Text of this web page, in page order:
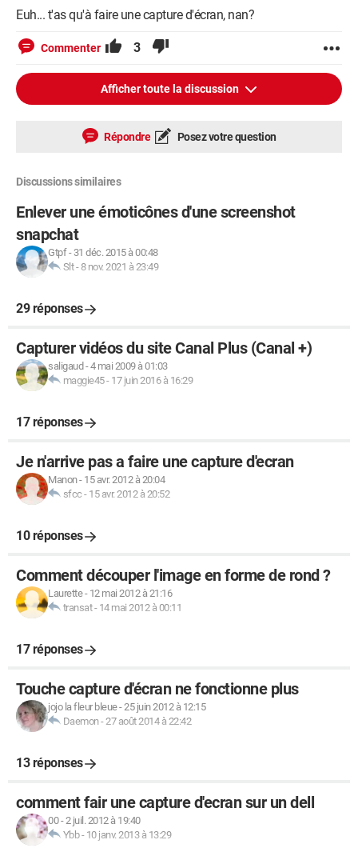
Euh... t'as qu'à faire une capture d'écran, nan?
Commenter 3
Afficher toute la discussion
Répondre Posez votre question
Discussions similaires
Enlever une émoticônes d'une screenshot
snapchat
Gtpf- 31 déc. 2015 à 00:48
Slt- 8 nov. 2021 à 23:49
29 réponses
Capturer vidéos du site Canal Plus (Canal +)
saligaud -4 mai 2009 à 01:03
maggie45- 17 juin 2016 à 16:29
17 réponses
Je n'arrive pas a faire une capture d'ecran
Manon- 15 avr. 2012 à 20:04
sfcc - 15 avr. 2012 à 20:52
10 réponses
Comment découper l'image en forme de rond ?
Laurette- 12 mai 2012 à 21:16
transat- 14 mai 2012 à 00:11
17 réponses
Touche capture d'écran ne fonctionne plus
jojo la fleur bleue-25 juin 2012 à 12:15
Daemon-27 août 2014 à 22:42
13 réponses
comment fair une capture d'ecran sur un dell
00-2 juil. 2012 à 19:40
Ybb- 10 janv. 2013 à 13:29